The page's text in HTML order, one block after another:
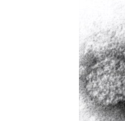
LA REALIDAD DE LA VIVIENDA EN
SER VIEJO EN CUBA
LOS SANTOS DE HIALEAH